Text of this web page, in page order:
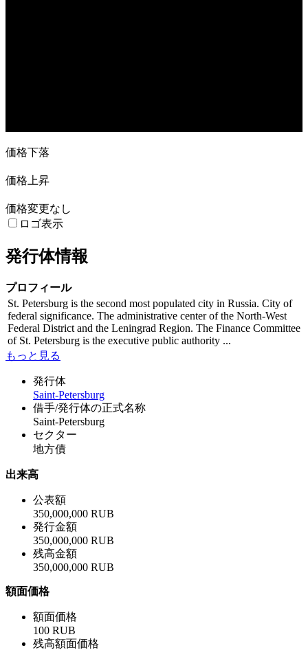
価格下落
価格上昇
価格変更なし
ロゴ表示
発行体情報
プロフィール
St. Petersburg is the second most populated city in Russia. City of
federal significance. The administrative center of the North-West
Federal District and the Leningrad Region. The Finance Committee
of St. Petersburg is the executive public authority ...
もっと見る
発行体
Saint-Petersburg
借手/発行体の正式名称
Saint-Petersburg
セクター
地方債
出来高
公表額
350,000,000 RUB
発行金額
350,000,000 RUB
残高金額
350,000,000 RUB
額面価格
額面価格
100 RUB
残高額面価格